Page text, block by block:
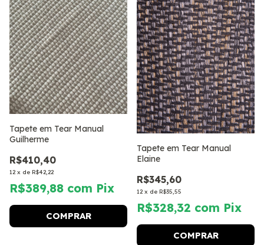
Tapete em Tear Manual
Guilherme
R$410,40
12 x de R$42,22
R$389,88 com Pix
COMPRAR
Tapete em Tear Manual
Elaine
R$345,60
12 x de R$35,55
R$328,32 com Pix
COMPRAR